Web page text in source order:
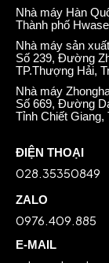
Nhà máy Hàn
Thành phố
Nhà máy sản
Số 239, Đường
TP.Thượng Hải,
Nhà máy
Số 669, Đường
Tỉnh Chiết Giang,
ĐIỆN THOẠI
028.35350849
ZALO
0976.409.885
E-MAIL